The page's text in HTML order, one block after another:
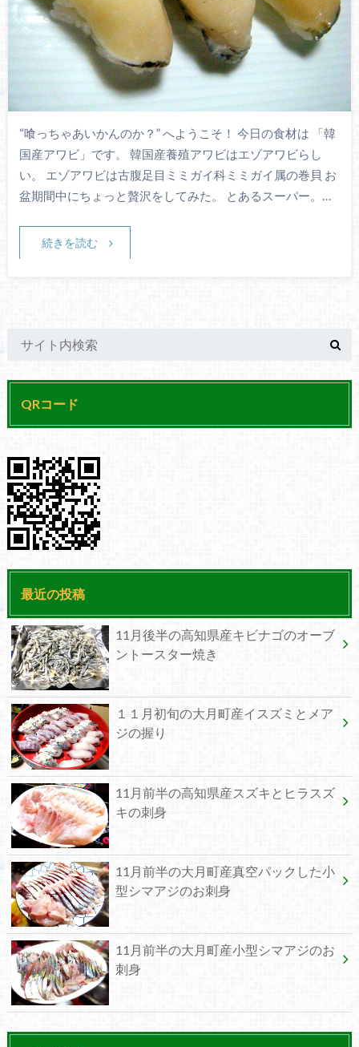
“喰っちゃあいかんのか？” へようこそ！ 今日の食材は 「韓
国産アワビ」です。 韓国産養殖アワビはエゾアワビらし
い。 エゾアワビは古腹足目ミミガイ科ミミガイ属の巻貝 お
盆期間中にちょっと贅沢をしてみた。 とあるスーパー。…
続きを読む
QRコード
最近の投稿
11月後半の高知県産キビナゴのオーブ
ントースター焼き
１１月初旬の大月町産イスズミとメア
ジの握り
11月前半の高知県産スズキとヒラスズ
キの刺身
11月前半の大月町産真空パックした小
型シマアジのお刺身
11月前半の大月町産小型シマアジのお
刺身